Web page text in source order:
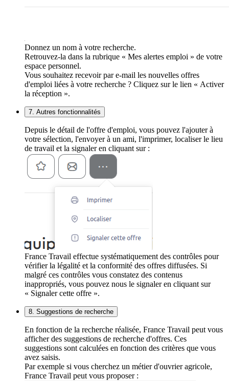
Donnez un nom à votre recherche.
Retrouvez-la dans la rubrique « Mes alertes emploi » de votre
espace personnel.
Vous souhaitez recevoir par e-mail les nouvelles offres
d'emploi liées à votre recherche ? Cliquez sur le lien « Activer
la réception ».
7. Autres fonctionnalités
Depuis le détail de l'offre d'emploi, vous pouvez l'ajouter à
votre sélection, l'envoyer à un ami, l'imprimer, localiser le lieu
de travail et la signaler en cliquant sur :
France Travail effectue systématiquement des contrôles pour
vérifier la légalité et la conformité des offres diffusées. Si
malgré ces contrôles vous constatez des contenus
inappropriés, vous pouvez nous le signaler en cliquant sur
« Signaler cette offre ».
8. Suggestions de recherche
En fonction de la recherche réalisée, France Travail peut vous
afficher des suggestions de recherche d'offres. Ces
suggestions sont calculées en fonction des critères que vous
avez saisis.
Par exemple si vous cherchez un métier d'ouvrier agricole,
France Travail peut vous proposer :